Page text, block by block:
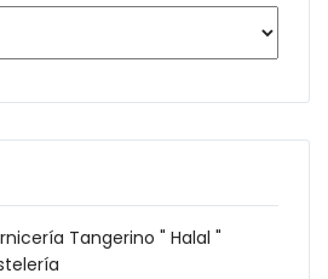
Tangerino " Halal "